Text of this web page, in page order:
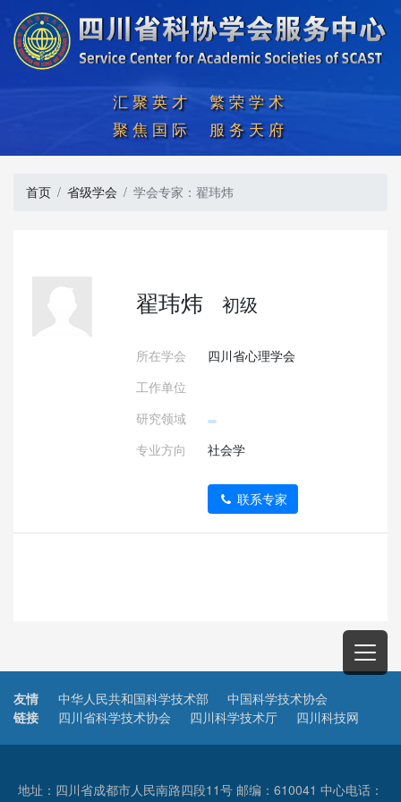
汇聚英才  繁荣学术
聚焦国际  服务天府
首页 省级学会 学会专家：翟玮炜
翟玮炜 初级
所在学会
四川省心理学会
工作单位
研究领域
专业方向
社会学
联系专家
友情
链接
中华人民共和国科学技术部
中国科学技术协会
四川省科学技术协会
四川科学技术厅 四川科技网
地址：四川省成都市人民南路四段11号 邮编：610041 中心电话：